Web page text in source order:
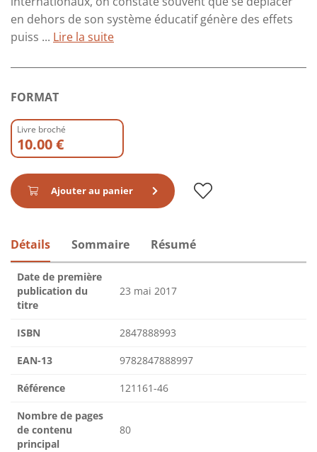
en dehors de son système éducatif génère des effets
puiss ... Lire la suite
FORMAT
Livre broché
10.00 €
Ajouter au panier
Détails Sommaire Résumé
Date de première
publication du
titre
23 mai 2017
ISBN 2847888993
EAN-13 9782847888997
Référence 121161-46
Nombre de pages
de contenu
principal
80